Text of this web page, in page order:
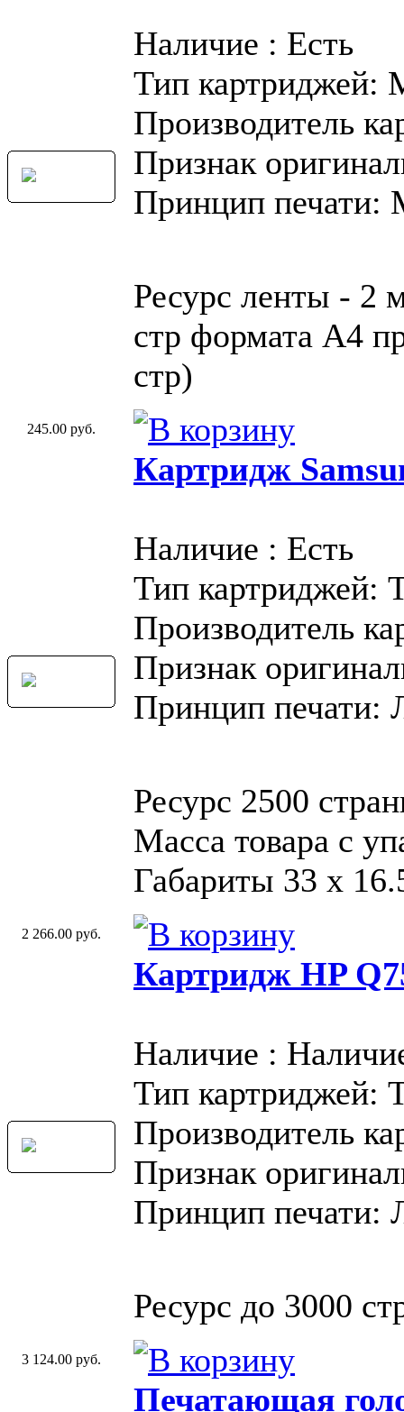
Наличие : Есть
Тип картриджей:
Производитель
Признак
Принцип печати:
Ресурс ленты - 2
стр формата A4
стр)
245.00 руб.
Картридж
Наличие : Есть
Тип картриджей:
Производитель
Признак
Принцип печати:
Ресурс 2500
Масса товара с
Габариты 33 x
2 266.00 руб.
Картридж HP
Наличие :
Тип картриджей:
Производитель
Признак
Принцип печати:
Ресурс до 3000
3 124.00 руб.
Печатающая